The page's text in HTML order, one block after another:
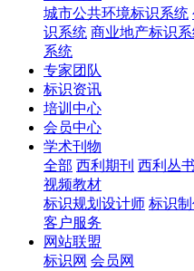
城市公共环境标识系统
识系统 商业地产标识
系统
专家团队
标识资讯
培训中心
会员中心
学术刊物
全部 西利期刊 西利丛书
视频教材
标识规划设计师 标识
客户服务
网站联盟
标识网 会员网